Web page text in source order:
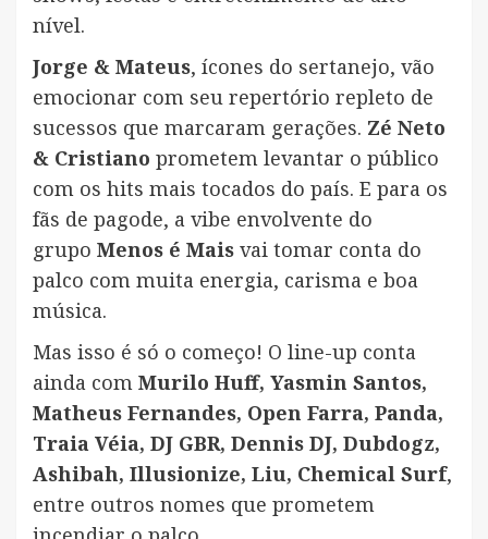
nível.
Jorge & Mateus, ícones do sertanejo, vão
emocionar com seu repertório repleto de
sucessos que marcaram gerações. Zé Neto
& Cristiano prometem levantar o público
com os hits mais tocados do país. E para os
fãs de pagode, a vibe envolvente do
grupo Menos é Mais vai tomar conta do
palco com muita energia, carisma e boa
música.
Mas isso é só o começo! O line-up conta
ainda com Murilo Huff, Yasmin Santos,
Matheus Fernandes, Open Farra, Panda,
Traia Véia, DJ GBR, Dennis DJ, Dubdogz,
Ashibah, Illusionize, Liu, Chemical Surf,
entre outros nomes que prometem